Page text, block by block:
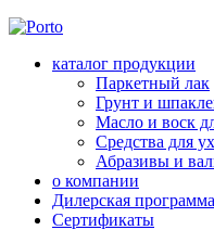
каталог продукции
Паркетный лак
Грунт и
Масло и воск
Средства для
Абразивы и
о компании
Дилерская программа
Сертификаты